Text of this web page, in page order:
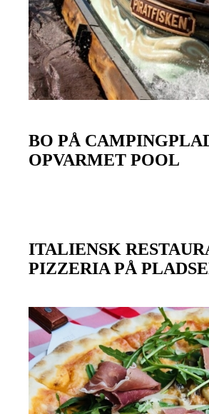
BO PÅ
OPVARMET POOL
ITALIENSK
PIZZERIA PÅ